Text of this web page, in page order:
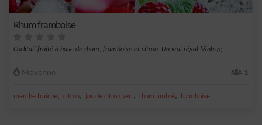
Rhum framboise
Cocktail fruité à base de rhum, framboise et citron. Un vrai régal !&nbsp;
Moyenne 1
menthe fraîche, citron, jus de citron vert, rhum ambré, framboise